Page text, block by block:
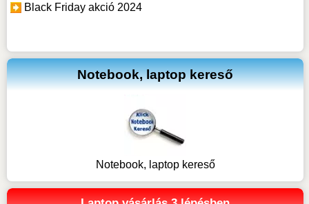
Black Friday akció 2024
Notebook, laptop kereső
Notebook, laptop kereső